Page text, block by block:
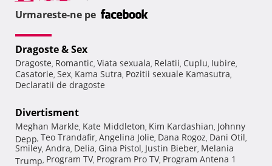
Urmareste-ne pe
Dragoste & Sex
Dragoste, Romantic, Viata sexuala, Relatii, Cuplu, Iubire,
Casatorie, Sex, Kama Sutra, Pozitii sexuale Kamasutra,
Declaratii de dragoste
Divertisment
Meghan Markle, Kate Middleton, Kim Kardashian, Johnny
Depp, Teo Trandafir, Angelina Jolie, Dana Rogoz, Dani Otil,
Smiley, Andra, Delia, Gina Pistol, Justin Bieber, Melania
Trump, Program TV, Program Pro TV, Program Antena 1